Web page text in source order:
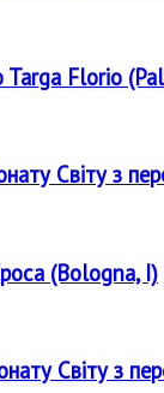
Florio
Світу з
(Bologna, I)
Світу з